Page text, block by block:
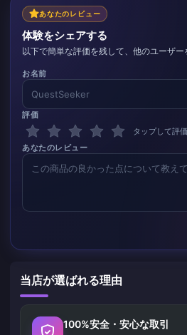
あなたのレビュー
体験をシェアする
以下で簡単な評価を残して、他のユーザー
お名前
評価
タップして評価
あなたのレビュー
当店が選ばれる理由
100%安全・安心な取引